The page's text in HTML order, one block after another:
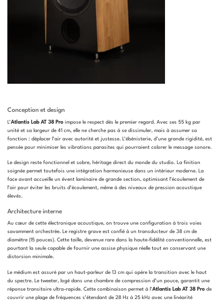
Conception et design
L’Atlantis Lab AT 38 Pro impose le respect dès le premier regard. Avec ses 55 kg par
unité et sa largeur de 41 cm, elle ne cherche pas à se dissimuler, mais à assumer sa
fonction : déplacer l’air avec autorité et justesse. L’ébénisterie, d’une grande rigidité, est
pensée pour minimiser les vibrations parasites qui pourraient colorer le message sonore.
Le design reste fonctionnel et sobre, héritage direct du monde du studio. La finition
soignée permet toutefois une intégration harmonieuse dans un intérieur moderne. La
face avant accueille un évent laminaire de grande section, optimisant l’écoulement de
l’air pour éviter les bruits d’écoulement, même à des niveaux de pression acoustique
élevés.
Architecture interne
Au cœur de cette électronique acoustique, on trouve une configuration à trois voies
savamment orchestrée. Le registre grave est confié à un transducteur de 38 cm de
diamètre (15 pouces). Cette taille, devenue rare dans la haute-fidélité conventionnelle, est
pourtant la seule capable de fournir une assise physique réelle tout en conservant une
distorsion minimale.
Le médium est assuré par un haut-parleur de 13 cm qui opère la transition avec le haut
du spectre. Le tweeter, logé dans une chambre de compression d’un pouce, garantit une
réponse transitoire ultra-rapide. Cette combinaison permet à l’Atlantis Lab AT 38 Pro de
couvrir une plage de fréquences s’étendant de 28 Hz à 25 kHz avec une linéarité